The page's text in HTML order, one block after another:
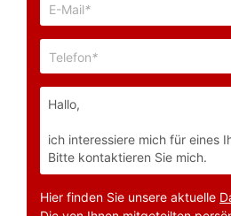
E-Mail*
Telefon*
Hier finden Sie unsere aktuelle